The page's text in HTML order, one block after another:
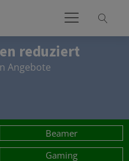
reduziert
Angebote
Beamer
Gaming